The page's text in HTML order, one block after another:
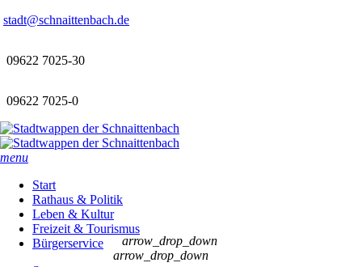
stadt@schnaittenbach.de
09622 7025-30
09622 7025-0
menu
Start
Rathaus & Politik
Leben & Kultur
Freizeit & Tourismus
Bürgerservice
arrow_drop_down
arrow_drop_down